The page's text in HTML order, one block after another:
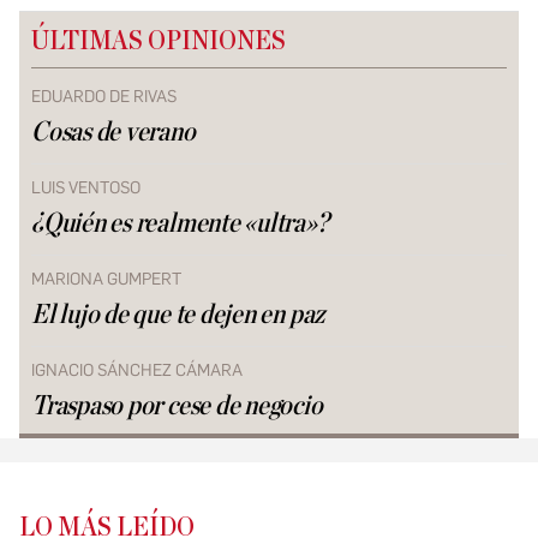
ÚLTIMAS OPINIONES
EDUARDO DE RIVAS
Cosas de verano
LUIS VENTOSO
¿Quién es realmente «ultra»?
MARIONA GUMPERT
El lujo de que te dejen en paz
IGNACIO SÁNCHEZ CÁMARA
Traspaso por cese de negocio
LO MÁS LEÍDO